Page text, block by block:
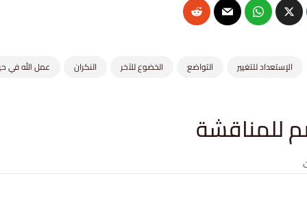
الإستعداد للتغيير التواضع الخضوع للآخر النكران عمل الله في
للمناقشة